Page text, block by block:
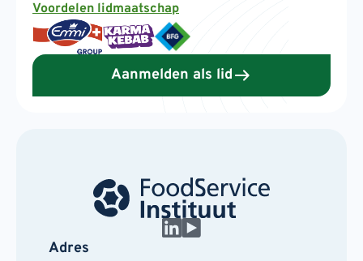
Voordelen lidmaatschap
Aanmelden als lid
Adres